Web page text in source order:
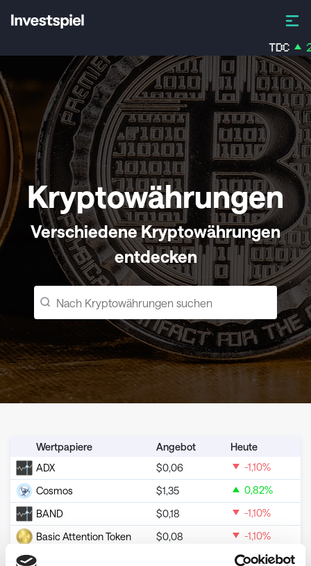
TDC
Kryptowährungen
Verschiedene Kryptowährungen
entdecken
Wertpapiere Angebot
Heute
ADX
$0,06 -1,10%
Cosmos
$1,35 0,82%
BAND
$0,18 -1,10%
Basic Attention Token
$0,08 -1,10%
Bitcoin Cash
-0,80%